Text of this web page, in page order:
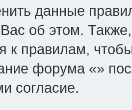
данные
об этом.
к правилам,
форума «»
согласие.